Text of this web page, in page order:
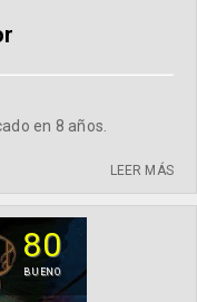
en 8 años.
LEER MÁS
80
BUENO